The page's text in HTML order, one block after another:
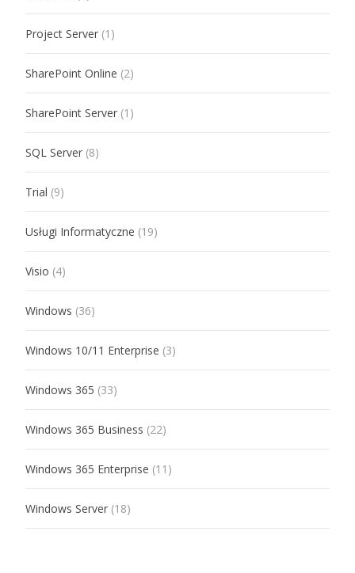
Project Server (1)
SharePoint Online (2)
SharePoint Server (1)
SQL Server (8)
Trial (9)
Usługi Informatyczne (19)
Visio (4)
Windows (36)
Windows 10/11 Enterprise (3)
Windows 365 (33)
Windows 365 Business (22)
Windows 365 Enterprise (11)
Windows Server (18)